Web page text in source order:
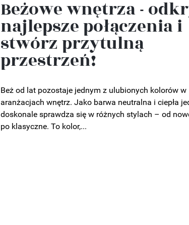
Beżowe wnętrza -
najlepsze połączenia i
stwórz przytulną
przestrzeń!
Beż od lat pozostaje jednym z ulubionych kolorów w
aranżacjach wnętrz. Jako barwa neutralna i ciepła
doskonale sprawdza się w różnych stylach – od
po klasyczne. To kolor,...